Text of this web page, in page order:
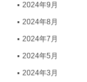
2024年9月
2024年8月
2024年7月
2024年5月
2024年3月